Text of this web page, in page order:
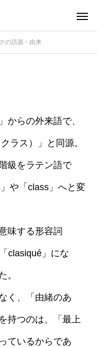
の語源・由来
からの外来語で、
ラス）」と同源。
級をラテン語で
や「class」へと変
味する形容詞
clasiqué」にな
。
く、「由緒のあ
持つのは、「最上
ているからであ